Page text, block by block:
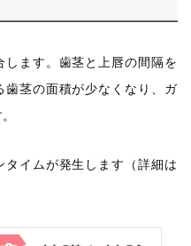
します。歯茎と上唇の間隔を
茎の面積が少なくなり、ガ
イムが発生します（詳細は